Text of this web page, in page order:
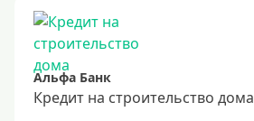
9 лет
10 лет
15 лет
20 лет
Альфа Банк
Кредит на строительство дома